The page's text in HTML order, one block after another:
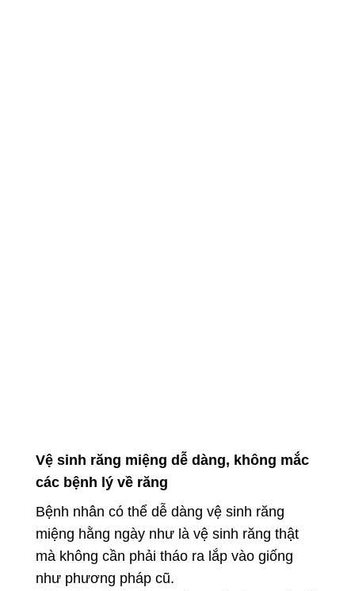
Vệ sinh răng miệng dễ dàng, không mắc
các bệnh lý về răng
Bệnh nhân có thể dễ dàng vệ sinh răng
miệng hằng ngày như là vệ sinh răng thật
mà không cần phải tháo ra lắp vào giống
như phương pháp cũ.